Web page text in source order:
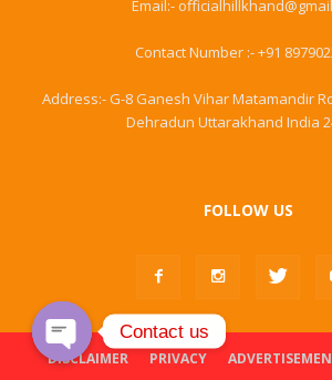
Email:-
Contact Number :- +91
Address:- G-8 Ganesh Vihar Matamandir
Dehradun Uttarakhand India
FOLLOW US
DISCLAIMER PRIVACY
Contact us
Open